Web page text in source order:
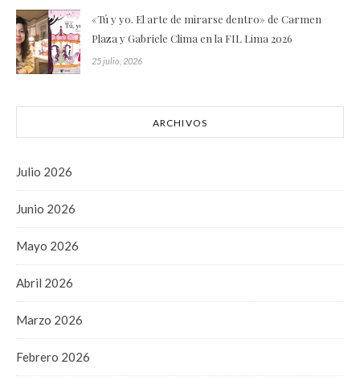
«Tú y yo. El arte de mirarse dentro» de Carmen
Plaza y Gabriele Clima en la FIL Lima 2026
25 julio, 2026
ARCHIVOS
Julio 2026
Junio 2026
Mayo 2026
Abril 2026
Marzo 2026
Febrero 2026